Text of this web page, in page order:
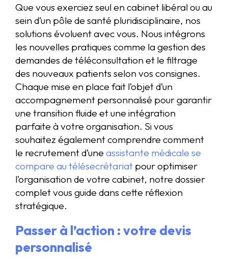
Que vous exerciez seul en cabinet libéral ou au
sein d’un pôle de santé pluridisciplinaire, nos
solutions évoluent avec vous. Nous intégrons
les nouvelles pratiques comme la gestion des
demandes de téléconsultation et le filtrage
des nouveaux patients selon vos consignes.
Chaque mise en place fait l’objet d’un
accompagnement personnalisé pour garantir
une transition fluide et une intégration
parfaite à votre organisation. Si vous
souhaitez également comprendre comment
le recrutement d’une assistante médicale se
compare au télésecrétariat pour optimiser
l’organisation de votre cabinet, notre dossier
complet vous guide dans cette réflexion
stratégique.
Passer à l’action : votre devis
personnalisé